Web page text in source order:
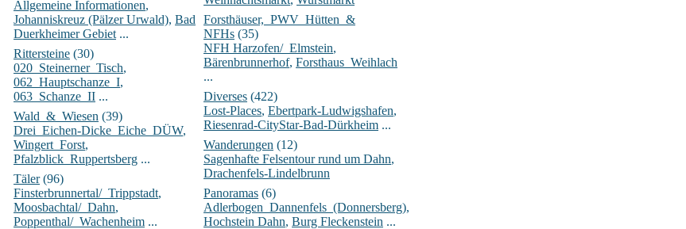
Allgemeine Informationen,
Johanniskreuz (Pälzer Urwald), Bad
Duerkheimer Gebiet ...
Rittersteine (30)
020_Steinerner_Tisch,
062_Hauptschanze_I,
063_Schanze_II ...
Wald_&_Wiesen (39)
Drei_Eichen-Dicke_Eiche_DÜW,
Wingert_Forst,
Pfalzblick_Ruppertsberg ...
Täler(96)
Finsterbrunnertal/_Trippstadt,
Moosbachtal/_Dahn,
Poppenthal/_Wachenheim ...
Forsthäuser,_PWV_Hütten_&
NFHs (35)
NFH Harzofen/_Elmstein,
Bärenbrunnerhof, Forsthaus_Weihlach
...
Diverses (422)
Lost-Places, Ebertpark-Ludwigshafen,
Riesenrad-CityStar-Bad-Dürkheim ...
Wanderungen (12)
Sagenhafte Felsentour rund um Dahn,
Drachenfels-Lindelbrunn
Panoramas (6)
Adlerbogen_Dannenfels_(Donnersberg),
Hochstein Dahn, Burg Fleckenstein ...